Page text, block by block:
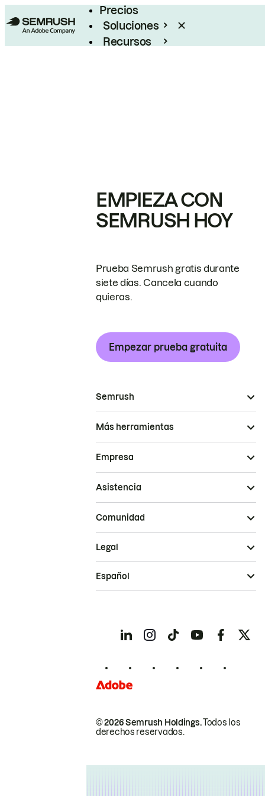
Precios
Soluciones
Recursos
EMPIEZA CON
SEMRUSH HOY
Prueba Semrush gratis durante
siete días. Cancela cuando
quieras.
Empezar prueba gratuita
Semrush
Más herramientas
Empresa
Asistencia
Comunidad
© 2026 Semrush Holdings.Todos los
derechos reservados.
Legal
Español